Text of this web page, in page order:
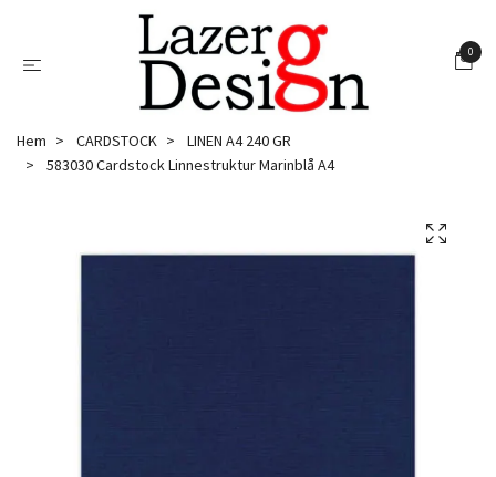
0
Hem CARDSTOCK
LINEN A4 240 GR
583030 Cardstock Linnestruktur Marinblå A4